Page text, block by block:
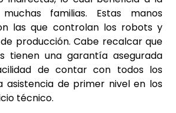
familias. Estas manos
las que controlan los robots y
producción. Cabe recalcar que
tienen una garantía asegurada
de contar con todos los
asistencia de primer nivel en los
técnico.